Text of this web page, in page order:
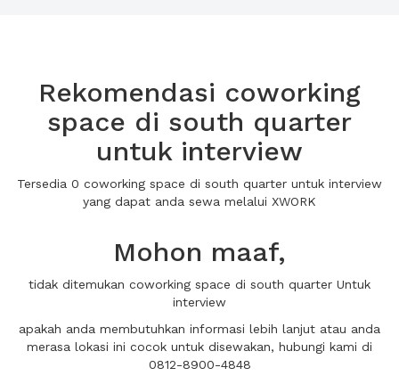
Rekomendasi coworking
space di south quarter
untuk interview
Tersedia 0 coworking space di south quarter untuk interview
yang dapat anda sewa melalui XWORK
Mohon maaf,
tidak ditemukan coworking space di south quarter Untuk
interview
apakah anda membutuhkan informasi lebih lanjut atau anda
merasa lokasi ini cocok untuk disewakan, hubungi kami di
0812-8900-4848